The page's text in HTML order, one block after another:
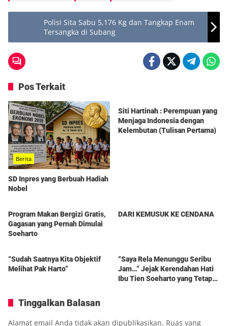
Polisi Sita Sabu 5,176 Kg dan Tangkap Enam
Tersangka di Subang
Pos Terkait
Berita
SD Inpres yang Berbuah Hadiah
Nobel
Siti Hartinah : Perempuan yang
Menjaga Indonesia dengan
Kelembutan (Tulisan Pertama)
Program Makan Bergizi Gratis,
Gagasan yang Pernah Dimulai
Soeharto
DARI KEMUSUK KE CENDANA
“Sudah Saatnya Kita Objektif
Melihat Pak Harto”
“Saya Rela Menunggu Seribu
Jam…” Jejak Kerendahan Hati
Ibu Tien Soeharto yang Tetap
Tinggalkan Balasan
Alamat email Anda tidak akan dipublikasikan. Ruas yang